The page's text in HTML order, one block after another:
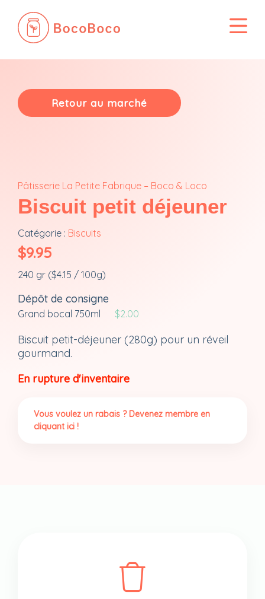
contenu
Retour au marché
Pâtisserie La Petite Fabrique – Boco & Loco
Biscuit petit déjeuner
Catégorie : Biscuits
$9.95
240 gr ($4.15 / 100g)
Dépôt de consigne
Grand bocal 750ml $2.00
Biscuit petit-déjeuner (280g) pour un réveil
gourmand.
En rupture d'inventaire
Vous voulez un rabais ? Devenez membre en
cliquant ici !